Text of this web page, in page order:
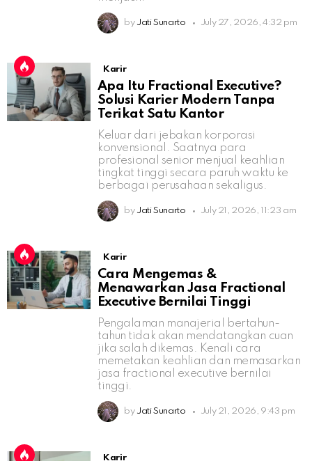
by Jati Sunarto July 27, 2026, 4:32 pm
Karir
Apa Itu Fractional Executive?
Solusi Karier Modern Tanpa
Terikat Satu Kantor
Keluar dari jebakan korporasi
konvensional. Saatnya para
profesional senior menjual keahlian
tingkat tinggi secara paruh waktu ke
berbagai perusahaan sekaligus.
by Jati Sunarto July 21, 2026, 11:23 am
Karir
Cara Mengemas &
Menawarkan Jasa Fractional
Executive Bernilai Tinggi
Pengalaman manajerial bertahun-
tahun tidak akan mendatangkan cuan
jika salah dikemas. Kenali cara
memetakan keahlian dan memasarkan
jasa fractional executive bernilai
tinggi.
by Jati Sunarto July 21, 2026, 9:43 pm
Karir